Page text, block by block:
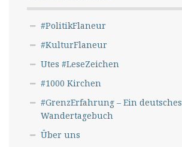
#PolitikFlaneur
#KulturFlaneur
Utes #LeseZeichen
#1000 Kirchen
#GrenzErfahrung – Ein deutsches
Wandertagebuch
Über uns